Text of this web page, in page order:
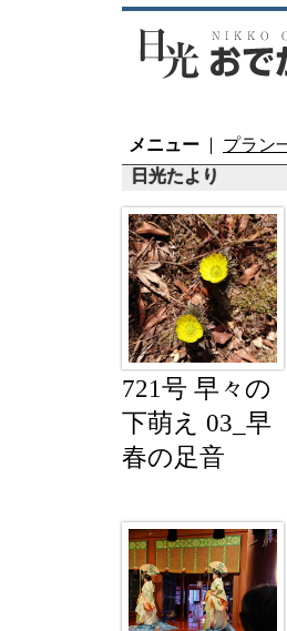
メニュー プラン
日光たより
721号 早々の
下萌え 03_早
春の足音